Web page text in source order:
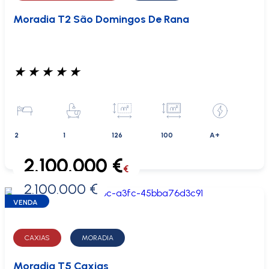
Moradia T2 São Domingos De Rana
★ ★ ★ ★ ★
2 1 126 100 A+
0 €
2.100.000 €€
2.100.000 €
VENDA
CAXIAS MORADIA
Moradia T5 Caxias